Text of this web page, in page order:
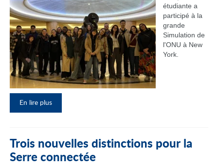
étudiante a
participé à la
grande
Simulation de
l'ONU à New
York.
En lire plus
Trois nouvelles distinctions pour la
Serre connectée